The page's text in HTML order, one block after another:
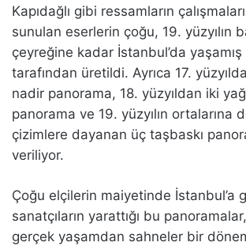
Kapıdağlı gibi ressamların
sunulan eserlerin çoğu, 19. yüzyılın
çeyreğine kadar İstanbul’da yaşamış
tarafından üretildi. Ayrıca 17.
nadir panorama, 18. yüzyıldan iki
panorama ve 19. yüzyılın ortalarına
çizimlere dayanan üç taşbaskı
veriliyor.
Çoğu elçilerin maiyetinde İstanbul’a
sanatçıların yarattığı bu
gerçek yaşamdan sahneler bir